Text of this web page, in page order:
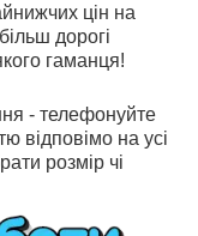
цін на
дорогі
гаманця!
- телефонуйте
відповімо на усі
розмір чі